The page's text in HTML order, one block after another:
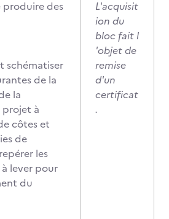
produire des
schématiser
de la
la
à
côtes et
de
les
lever pour
du
L'acquisit
ion du
bloc fait l
'objet de
remise
d'un
certificat
.